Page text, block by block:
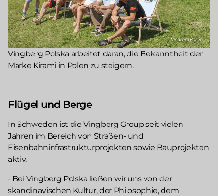
Vingberg Polska arbeitet daran, die Bekanntheit der
Marke Kirami in Polen zu steigern.
Flügel und Berge
In Schweden ist die Vingberg Group seit vielen
Jahren im Bereich von Straßen- und
Eisenbahninfrastrukturprojekten sowie Bauprojekten
aktiv.
- Bei Vingberg Polska ließen wir uns von der
skandinavischen Kultur, der Philosophie, dem